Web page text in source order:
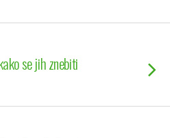
se jih znebiti